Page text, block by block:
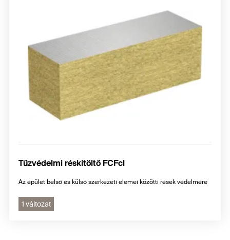
Tűzvédelmi réskitöltő FCFcl
Az épület belső és külső szerkezeti elemei közötti rések védelmére
1 változat